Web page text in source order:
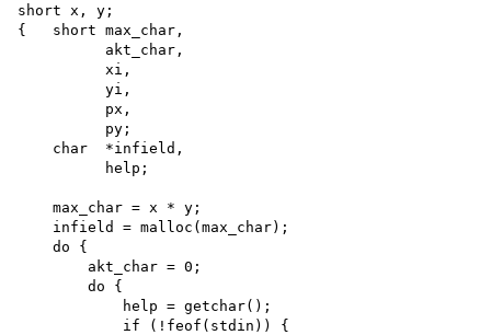
short x, y;
{   short max_char,
          akt_char,
          xi,
          yi,
          px,
          py;
    char  *infield,
          help;
    max_char = x * y;
    infield = malloc(max_char);
    do {
        akt_char = 0;
        do {
            help = getchar();
            if (!feof(stdin)) {